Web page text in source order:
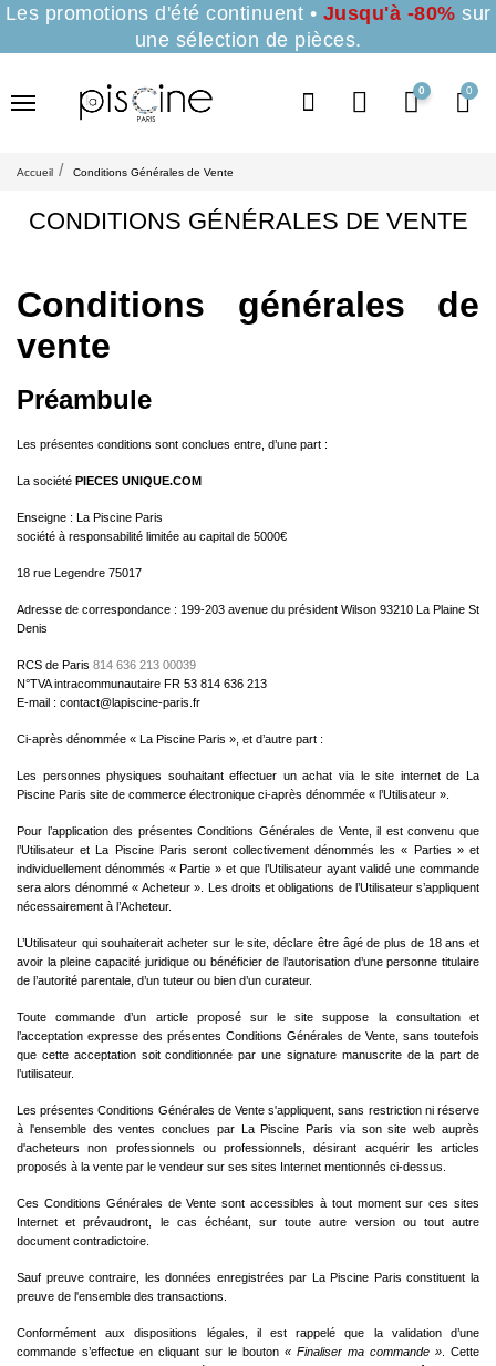
Les promotions d'été continuent • Jusqu'à -80% sur
une sélection de pièces.
0
Accueil Conditions Générales de Vente
CONDITIONS GÉNÉRALES DE VENTE
Conditions générales de
vente
Préambule
Les présentes conditions sont conclues entre, d’une part :
La société PIECES UNIQUE.COM
Enseigne : La Piscine Paris
société à responsabilité limitée au capital de 5000€
18 rue Legendre 75017
Adresse de correspondance : 199-203 avenue du président Wilson 93210 La Plaine St
Denis
RCS de Paris 814 636 213 00039
N°TVA intracommunautaire FR 53 814 636 213
E-mail : contact@lapiscine-paris.fr
Ci-après dénommée « La Piscine Paris », et d’autre part :
Les personnes physiques souhaitant effectuer un achat via le site internet de La
Piscine Paris site de commerce électronique ci-après dénommée « l’Utilisateur ».
Pour l’application des présentes Conditions Générales de Vente, il est convenu que
l’Utilisateur et La Piscine Paris seront collectivement dénommés les « Parties » et
individuellement dénommés « Partie » et que l’Utilisateur ayant validé une commande
sera alors dénommé « Acheteur ». Les droits et obligations de l’Utilisateur s’appliquent
nécessairement à l’Acheteur.
L’Utilisateur qui souhaiterait acheter sur le site, déclare être âgé de plus de 18 ans et
avoir la pleine capacité juridique ou bénéficier de l’autorisation d’une personne titulaire
de l’autorité parentale, d’un tuteur ou bien d’un curateur.
Toute commande d’un article proposé sur le site suppose la consultation et
l’acceptation expresse des présentes Conditions Générales de Vente, sans toutefois
que cette acceptation soit conditionnée par une signature manuscrite de la part de
l’utilisateur.
Les présentes Conditions Générales de Vente s'appliquent, sans restriction ni réserve
à l'ensemble des ventes conclues par La Piscine Paris via son site web auprès
d'acheteurs non professionnels ou professionnels, désirant acquérir les articles
proposés à la vente par le vendeur sur ses sites Internet mentionnés ci-dessus.
Ces Conditions Générales de Vente sont accessibles à tout moment sur ces sites
Internet et prévaudront, le cas échéant, sur toute autre version ou tout autre
document contradictoire.
Sauf preuve contraire, les données enregistrées par La Piscine Paris constituent la
preuve de l'ensemble des transactions.
Conformément aux dispositions légales, il est rappelé que la validation d’une
commande s’effectue en cliquant sur le bouton « Finaliser ma commande » . Cette